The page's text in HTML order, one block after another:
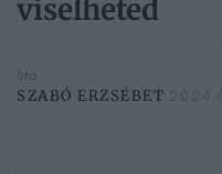
viselheted
Írta
SZABÓ ERZSÉBET